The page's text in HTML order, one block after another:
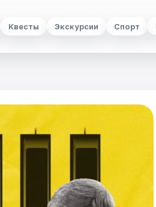
Квесты Экскурсии Спорт